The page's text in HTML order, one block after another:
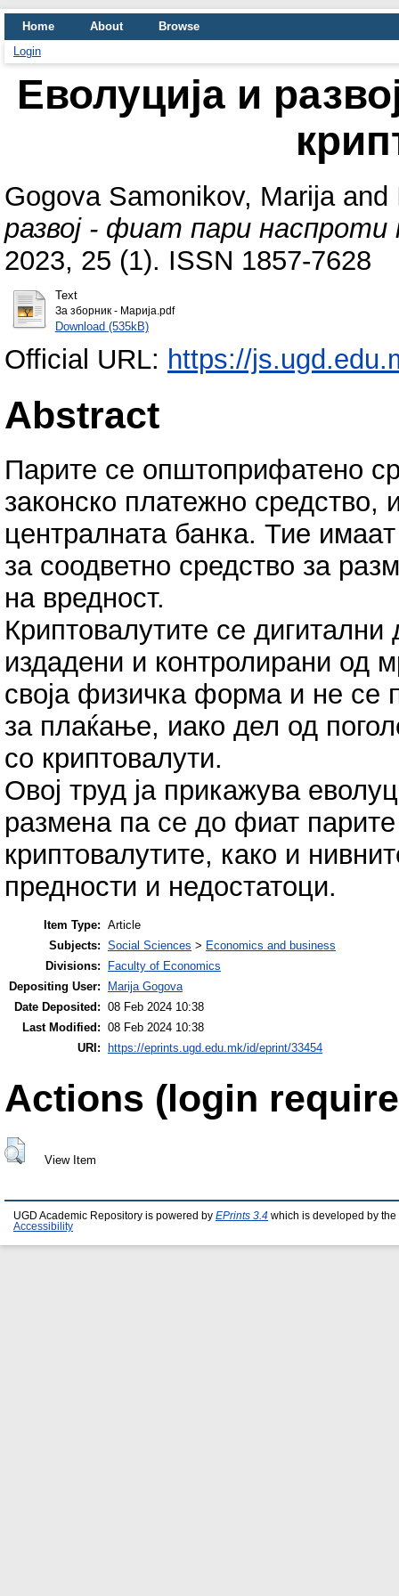
Home About
Browse
Login
Еволуција и
Gogova Samonikov, Marijaand
развој - фиат пари
2023, 25 (1). ISSN 1857-7628
Text
За зборник - Марија.pdf
Download (535kB)
Official URL: https://
Abstract
Парите се општоприфатено
законско платежно средство,
централната банка. Тие
за соодветно средство за
на вредност.
Криптовалутите се
издадени и контролирани од
своја физичка форма и не се
за плаќање, иако дел од
со криптовалути.
Овој труд ја прикажува
размена па се до фиат парите
криптовалутите, како и
предности и недостатоци.
Item Type: Article
Subjects: Social Sciences > Economics and business
Divisions:
Faculty of Economics
Depositing User:
Marija Gogova
Date Deposited: 08 Feb 2024 10:38
Last Modified: 08 Feb 2024 10:38
URI:
https://eprints.ugd.edu.mk/id/eprint/33454
Actions (login
View Item
UGD Academic Repository is powered by EPrints 3.4 which is developed by the
Accessibility